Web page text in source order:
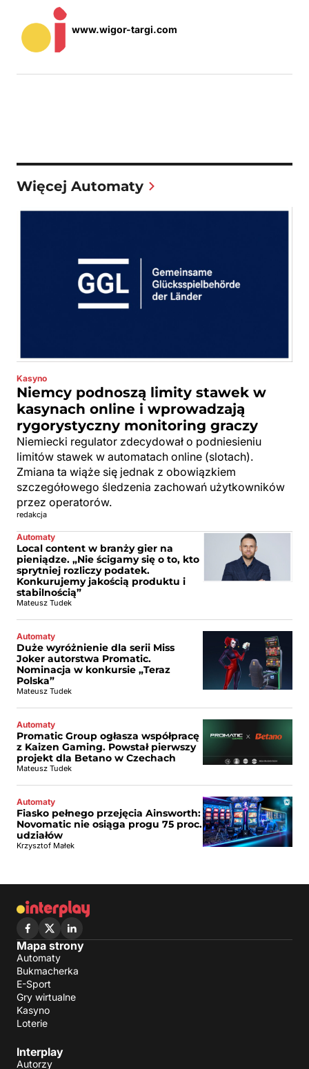
www.wigor-targi.com
Więcej Automaty
Kasyno
Niemcy podnoszą limity stawek w
kasynach online i wprowadzają
rygorystyczny monitoring graczy
Niemiecki regulator zdecydował o podniesieniu
limitów stawek w automatach online (slotach).
Zmiana ta wiąże się jednak z obowiązkiem
szczegółowego śledzenia zachowań użytkowników
przez operatorów.
redakcja
Automaty
Local content w branży gier na
pieniądze. „Nie ścigamy się o to, kto
sprytniej rozliczy podatek.
Konkurujemy jakością produktu i
stabilnością”
Mateusz Tudek
Automaty
Duże wyróżnienie dla serii Miss
Joker autorstwa Promatic.
Nominacja w konkursie „Teraz
Polska”
Mateusz Tudek
Automaty
Promatic Group ogłasza współpracę
z Kaizen Gaming. Powstał pierwszy
projekt dla Betano w Czechach
Mateusz Tudek
Automaty
Fiasko pełnego przejęcia Ainsworth:
Novomatic nie osiąga progu 75 proc.
udziałów
Krzysztof Małek
Mapa strony
Automaty
Bukmacherka
E-Sport
Gry wirtualne
Kasyno
Loterie
Interplay
Autorzy